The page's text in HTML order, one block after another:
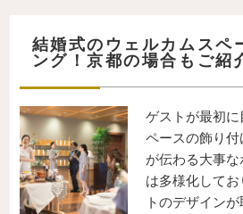
結婚式のウェルカムスペ
ング！京都の場合もご紹
ゲストが最初
ペースの飾り付
が伝わる大事
は多様化して
トのデザイン